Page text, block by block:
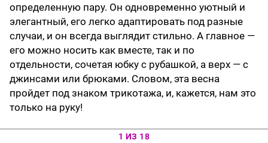
определенную пару. Он одновременно уютный и
элегантный, его легко адаптировать под разные
случаи, и он всегда выглядит стильно. А главное —
его можно носить как вместе, так и по
отдельности, сочетая юбку с рубашкой, а верх — с
джинсами или брюками. Словом, эта весна
пройдет под знаком трикотажа, и, кажется, нам это
только на руку!
1 ИЗ 18